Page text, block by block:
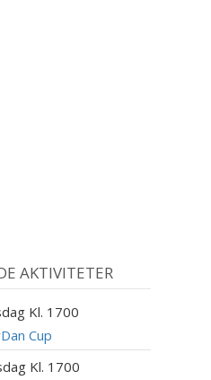
AKTIVITETER
Kl. 1700
Cup
Kl. 1700